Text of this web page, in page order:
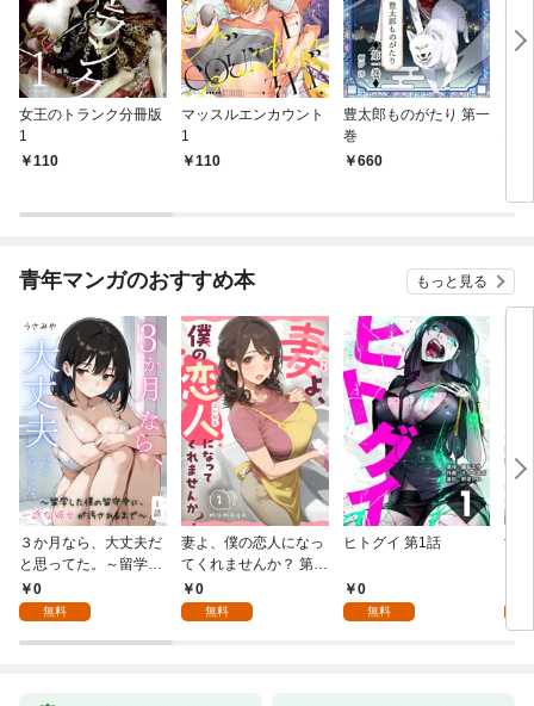
女王のトランク分冊版
1
110
マッスルエンカウント
1
110
豊太郎ものがたり 第一
巻
660
青年マンガのおすすめ本 もっと見る
３か月なら、大丈夫だ
と思ってた。～留学し
た僕の留守中に、一途
な彼女が汚されるまで
0
無料
妻よ、僕の恋人になっ
てくれませんか？ 第1
話0
無料
ヒトグイ 第1話
0
無料
世